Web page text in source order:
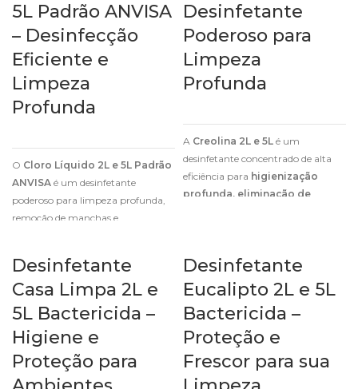
5L Padrão ANVISA
– Desinfecção
Eficiente e
Limpeza
Profunda
O Cloro Líquido 2L e 5L Padrão
ANVISA é um desinfetante
poderoso para limpeza profunda,
remoção de manchas e
Desinfetante
Poderoso para
Limpeza
Profunda
A Creolina 2L e 5L é um
desinfetante concentrado de alta
eficiência para higienização
profunda, eliminação de
Desinfetante
Casa Limpa 2L e
5L Bactericida –
Higiene e
Proteção para
Desinfetante
Eucalipto 2L e 5L
Bactericida –
Proteção e
Frescor para sua